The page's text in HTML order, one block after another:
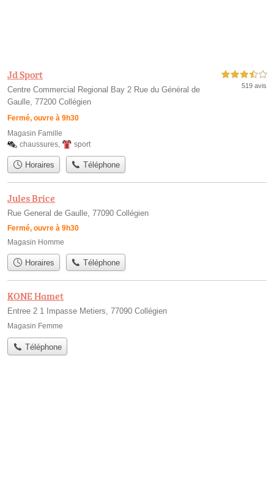
Jd Sport
Centre Commercial Regional Bay 2 Rue du Général de
Gaulle, 77200 Collégien
Fermé, ouvre à 9h30
3,5 étoiles sur 5
519 avis
Magasin Famille
chaussures
sport
Horaires Téléphone
Jules Brice
Rue General de Gaulle, 77090 Collégien
Fermé, ouvre à 9h30
Magasin Homme
Horaires Téléphone
KONE Hamet
Entree 2 1 Impasse Metiers, 77090 Collégien
Magasin Femme
Téléphone